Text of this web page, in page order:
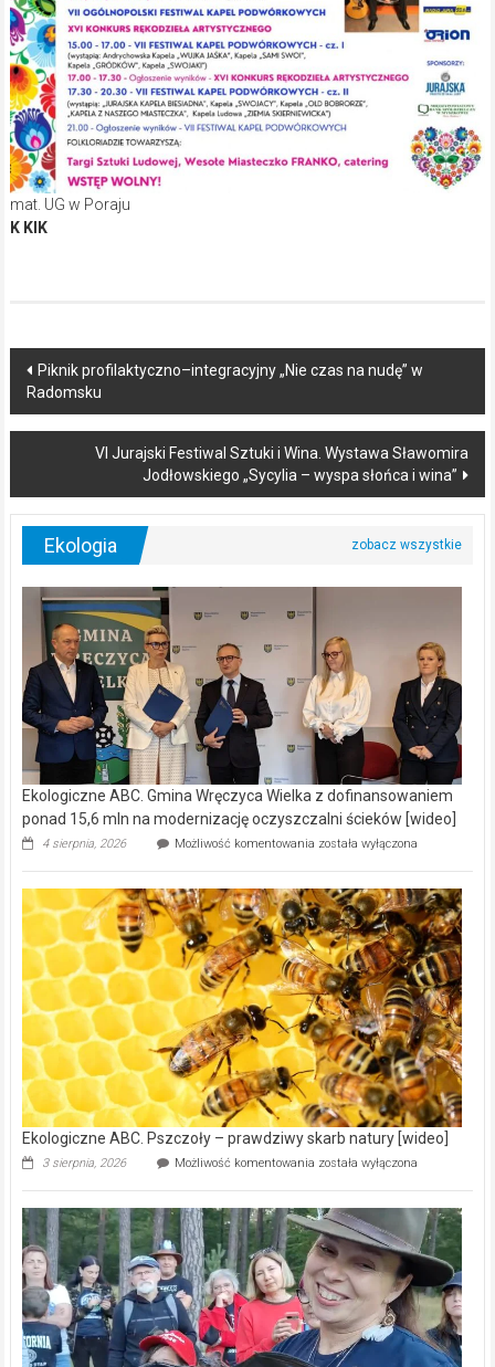
mat. UG w Poraju
K KIK
Post
navigation
Piknik profilaktyczno–integracyjny „Nie czas na nudę” w
Radomsku
VI Jurajski Festiwal Sztuki i Wina. Wystawa Sławomira
Jodłowskiego „Sycylia – wyspa słońca i wina”
Ekologia
Ekologiczne ABC. Gmina Wręczyca Wielka z dofinansowaniem
ponad 15,6 mln na modernizację oczyszczalni ścieków [wideo]
4 sierpnia, 2026 Możliwość komentowania Ekologiczne
Wręczyca
Wielka
z
dofinansowaniem
ponad
15,6
mln
na
modernizację
oczyszczalni
ścieków
[wideo]
została wyłączona
Ekologiczne ABC. Pszczoły – prawdziwy skarb natury [wideo]
3 sierpnia, 2026 Możliwość komentowania Ekologiczne
–
prawdziwy
skarb
natury
[wideo]
została wyłączona